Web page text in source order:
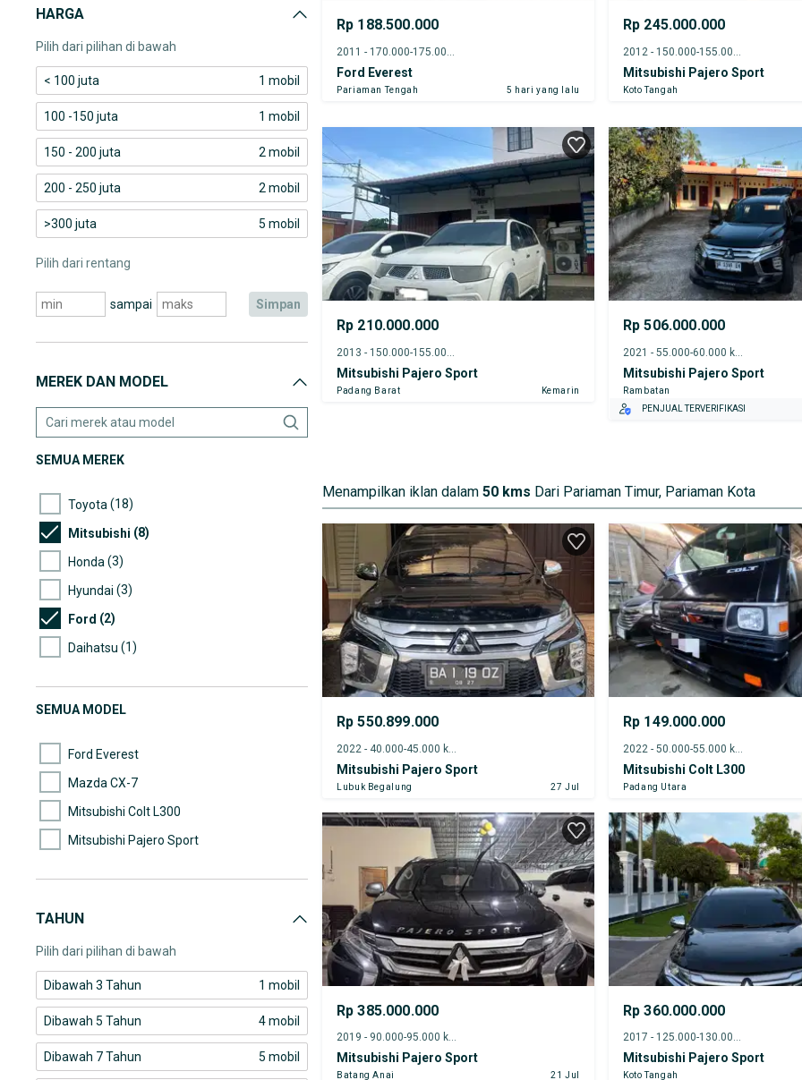
HARGA
Pilih dari pilihan di bawah
< 100 juta 1 mobil
100 -150 juta 1 mobil
150 - 200 juta 2 mobil
200 - 250 juta 2 mobil
>300 juta 5 mobil
Pilih dari rentang
sampai simpan
MEREK DAN MODEL
SEMUA MEREK
Toyota (18)
Mitsubishi (8)
Honda (3)
Hyundai (3)
Ford (2)
Daihatsu (1)
SEMUA MODEL
Ford Everest
Mazda CX-7
Mitsubishi Colt L300
Mitsubishi Pajero Sport
TAHUN
Pilih dari pilihan di bawah
Dibawah 3 Tahun 1 mobil
Dibawah 5 Tahun 4 mobil
Dibawah 7 Tahun 5 mobil
Rp 188.500.000
Ford Everest
Pariaman Tengah 5 hari yang lalu
Rp 245.000.000
Mitsubishi Pajero Sport
Koto Tangah
Rp 210.000.000
Mitsubishi Pajero Sport
Padang Barat Kemarin
Rp 506.000.000
2021 - 55.000-60.000 km
Mitsubishi Pajero Sport
Rambatan
PENJUAL TERVERIFIKASI
Menampilkan iklan dalam 50 kms Dari Pariaman Timur, Pariaman Kota
Rp 550.899.000
Mitsubishi Pajero Sport
Lubuk Begalung 27 Jul
Rp 149.000.000
2022 - 50.000-55.000 km
Mitsubishi Colt L300
Padang Utara
Rp 385.000.000
2019 - 90.000-95.000 km
Mitsubishi Pajero Sport
Batang Anai 21 Jul
Rp 360.000.000
2017 - 125.000-130.000 km
Mitsubishi Pajero Sport
Koto Tangah